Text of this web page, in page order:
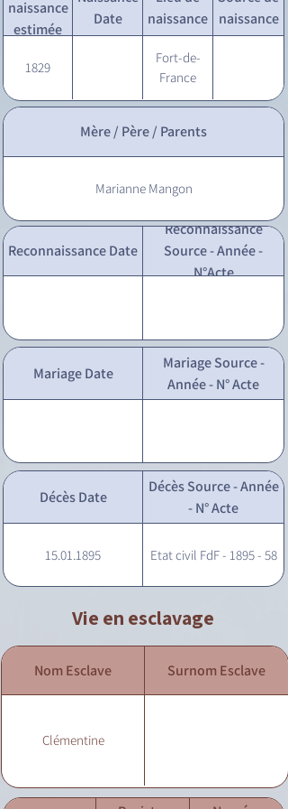
naissance
estimée
Date
naissance
naissance
1829
Fort-de-
France
Mère / Père / Parents
Marianne Mangon
Reconnaissance Date
Reconnaissance
Source - Année -
N°Acte
Mariage Date
Mariage Source -
Année - N° Acte
Décès Date
Décès Source - Année
- N° Acte
15.01.1895 Etat civil FdF - 1895 - 58
Vie en esclavage
Nom Esclave Surnom Esclave
Clémentine